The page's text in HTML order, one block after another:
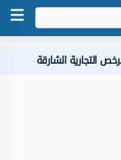
التجارية الشارقة